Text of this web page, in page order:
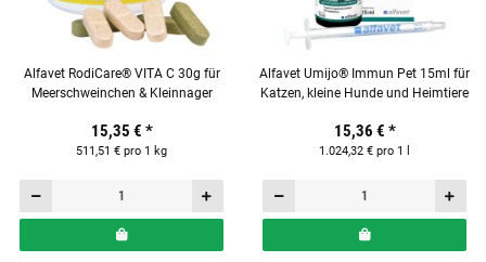
Alfavet RodiCare® VITA C 30g für
Meerschweinchen & Kleinnager
15,35 € *
511,51 € pro 1 kg
Alfavet Umijo® Immun Pet 15ml für
Katzen, kleine Hunde und Heimtiere
15,36 € *
1.024,32 € pro 1 l